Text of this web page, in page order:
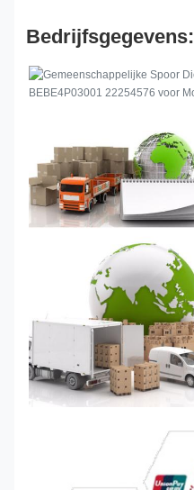
Bedrijfsgegevens: